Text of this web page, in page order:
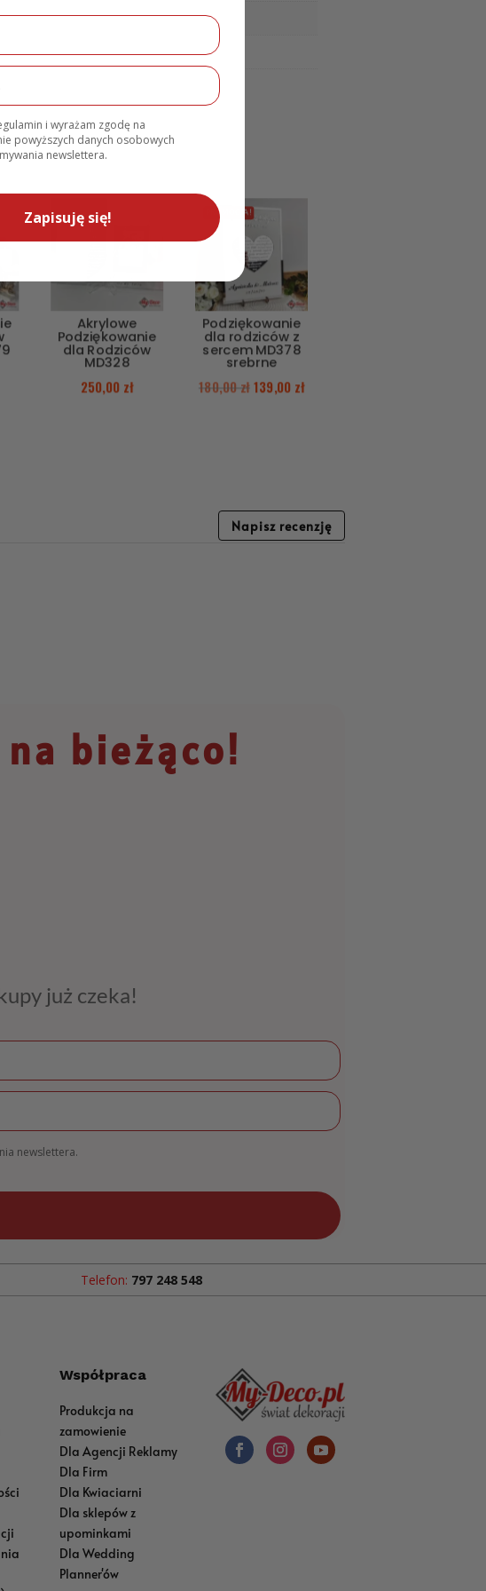
Akrylowe
Podziękowanie
dla Rodziców
MD328
250,00 zł
PROMOCJA!
Podziękowanie
dla rodziców z
sercem MD378
srebrne
180,00 zł139,00 zł
Napisz recenzję
bieżąco!
już czeka!
newslettera.
Telefon: 797 248 548
Współpraca
Produkcja na
zamowienie
Dla Agencji Reklamy
Dla Firm
Dla Kwiaciarni
Dla sklepów z
upominkami
Dla Wedding
Planner'ów
i wyrażam zgodę na
powyższych danych osobowych
newslettera.
Zapisuję się!